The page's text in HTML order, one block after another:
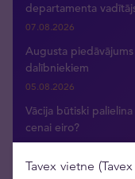
departamenta
07.08.2026
Augusta
dalībniekiem
05.08.2026
Vācija būtiski
cenai eiro?
20.07.2026
Argor-Heraeus
Tavex vietne